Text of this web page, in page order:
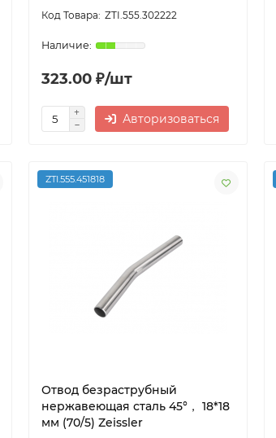
ZTI.555.302222
323.00 ₽/шт
Авторизоваться
ZTI.555.451818
Отвод безраструбный
нержавеющая сталь 45°， 18*18
мм (70/5) Zeissler